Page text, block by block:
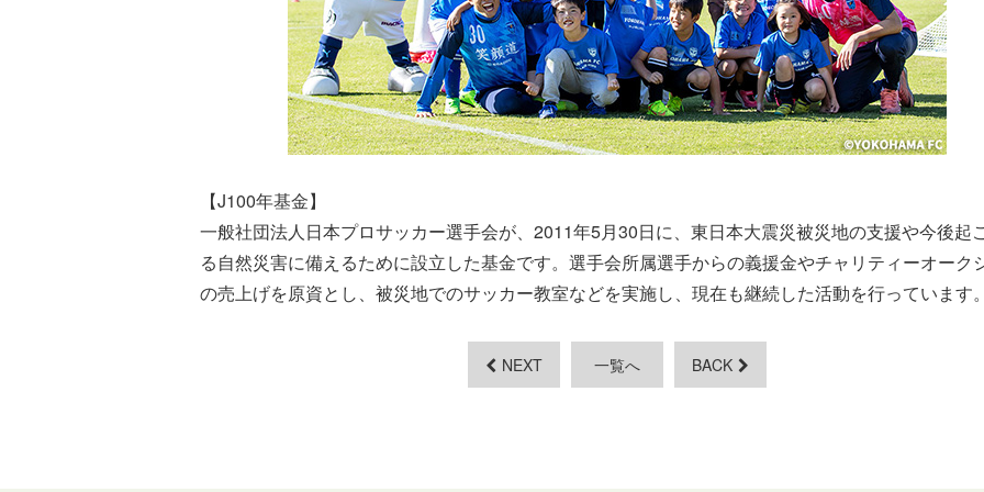
【J100年基金】
一般社団法人日本プロサッカー選手会が、2011年5月30日に、東日本大震災被災地の支援や今後起
る自然災害に備えるために設立した基金です。選手会所属選手からの義援金やチャリティーオーク
の売上げを原資とし、被災地でのサッカー教室などを実施し、現在も継続した活動を行っています。
NEXT 一覧へ BACK